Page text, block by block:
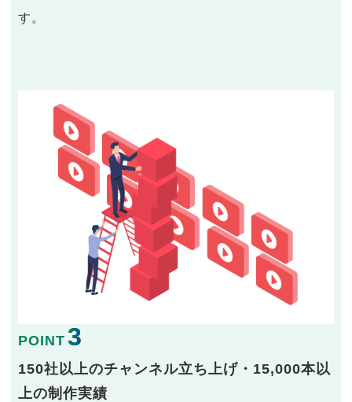
す。
POINT 3
150社以上のチャンネル立ち上げ・15,000本以
上の制作実績